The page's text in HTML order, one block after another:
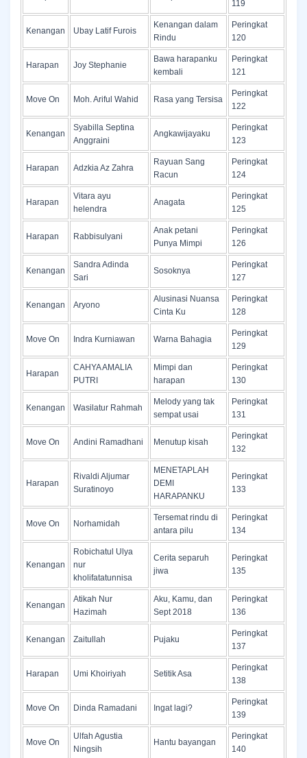
119
Kenangan Ubay Latif Furois
Kenangan dalam
Rindu
Peringkat
120
Harapan Joy Stephanie
Bawa harapanku
kembali
Peringkat
121
Move On Moh. Ariful Wahid Rasa yang Tersisa
Peringkat
122
Kenangan
Syabilla Septina
Anggraini
Angkawijayaku
Peringkat
123
Harapan Adzkia Az Zahra
Rayuan Sang
Racun
Peringkat
124
Harapan
Vitara ayu
helendra
Anagata
Peringkat
125
Harapan Rabbisulyani
Anak petani
Punya Mimpi
Peringkat
126
Kenangan
Sandra Adinda
Sari
Sosoknya
Peringkat
127
Kenangan Aryono
Alusinasi Nuansa
Cinta Ku
Peringkat
128
Move On Indra Kurniawan Warna Bahagia
Peringkat
129
Harapan
CAHYA AMALIA
PUTRI
Mimpi dan
harapan
Peringkat
130
Kenangan Wasilatur Rahmah
Melody yang tak
sempat usai
Peringkat
131
Move On Andini Ramadhani Menutup kisah
Peringkat
132
Harapan
Rivaldi Aljumar
Suratinoyo
MENETAPLAH
DEMI
HARAPANKU
Peringkat
133
Move On Norhamidah
Tersemat rindu di
antara pilu
Peringkat
134
Kenangan
Robichatul Ulya
nur
kholifatatunnisa
Cerita separuh
jiwa
Peringkat
135
Kenangan
Atikah Nur
Hazimah
Aku, Kamu, dan
Sept 2018
Peringkat
136
Kenangan Zaitullah Pujaku
Peringkat
137
Harapan Umi Khoiriyah Setitik Asa
Peringkat
138
Move On Dinda Ramadani Ingat lagi?
Peringkat
139
Move On
Ulfah Agustia
Ningsih
Hantu bayangan
Peringkat
140